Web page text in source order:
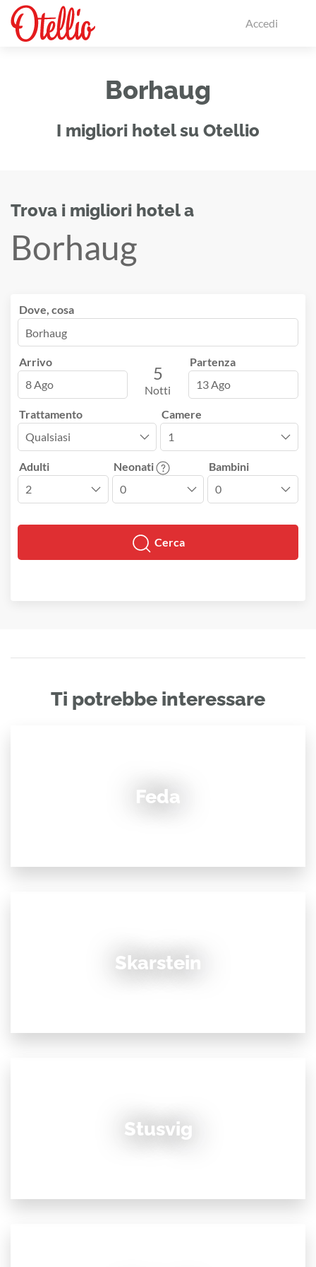
Accedi
Borhaug
I migliori hotel su Otellio
Trova i migliori hotel a
Borhaug
Dove, cosa
Arrivo
8 Ago
5
Notti
Partenza
13 Ago
Trattamento Camere
Adulti Neonati Bambini
Cerca
Ti potrebbe interessare
Feda
Skarstein
Stusvig